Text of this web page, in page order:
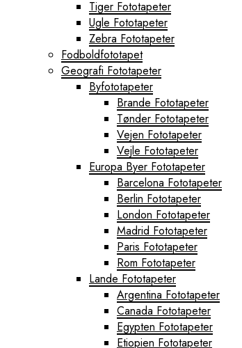
Tiger Fototapeter
Ugle Fototapeter
Zebra Fototapeter
Fodboldfototapet
Geografi Fototapeter
Byfototapeter
Brande Fototapeter
Tønder Fototapeter
Vejen Fototapeter
Vejle Fototapeter
Europa Byer Fototapeter
Barcelona Fototapeter
Berlin Fototapeter
London Fototapeter
Madrid Fototapeter
Paris Fototapeter
Rom Fototapeter
Lande Fototapeter
Argentina Fototapeter
Canada Fototapeter
Egypten Fototapeter
Etiopien Fototapeter